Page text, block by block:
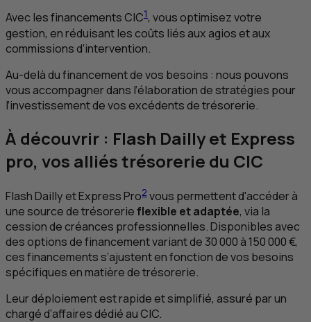
Avec les financementsCIC1, vous optimisez votre
gestion, en réduisant les coûts liés aux agios et aux
commissions d’intervention.
Au-delà du financement de vos besoins : nous pouvons
vous accompagner dans l’élaboration de stratégies pour
l’investissement de vos excédents de trésorerie.
À découvrir : Flash Dailly et Express
pro, vos alliés trésorerie du CIC
Flash Dailly et Express Pro2 vous permettent d'accéder à
une source de trésorerieflexible et adaptée, via la
cession de créances professionnelles. Disponibles avec
des options de financement variant de 30 000 à 150 000 €,
ces financements s’ajustent en fonction de vos besoins
spécifiques en matière de trésorerie.
Leur déploiement est rapide et simplifié, assuré par un
chargé d’affaires dédié auCIC.